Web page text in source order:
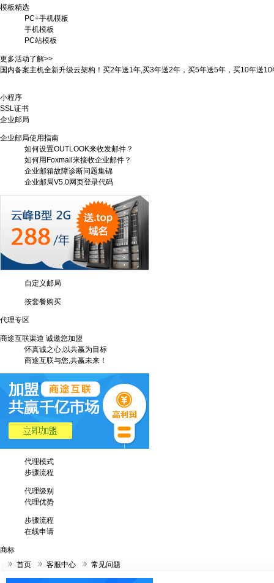
模板精选
PC+手机模板
手机模板
PC站模板
更多活动了解>>
VPS/云主机！买2年送8个月,买5年送30个月，就是这么给力！
我网站受攻击？买防DDOS高防服务器！抗DDOS攻击！！
国内备案主机全新升级云架构！买2年送1年,买3年送2年，买5年送5年，买10年送10
VPS/云主机！买2年送8个月,买5年送30个月，就是这么给力！
我网站受攻击？买防DDOS高防服务器！抗DDOS攻击！！
小程序
SSL证书
企业邮局
企业邮局使用指南
如何设置OUTLOOK来收发邮件？
如何用Foxmail来接收企业邮件？
企业邮箱故障诊断问题集锦
企业邮局V5.0网页登录代码
自定义邮局
按套餐购买
代理专区
商途互联渠道 诚邀您加盟
怀真诚之心,以共赢为目标
商途互联与您,共赢未来！
代理模式
步骤流程
代理级别
代理优势
步骤流程
在线申请
商标
首页
客服中心 常见问题